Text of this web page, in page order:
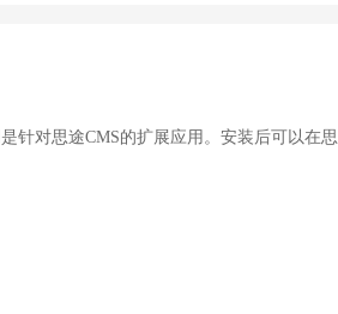
是针对思途CMS的扩展应用。安装后可以在